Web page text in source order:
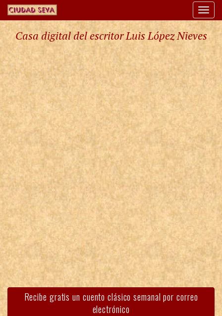
Casa digital del escritor Luis López Nieves
Recibe gratis un cuento clásico semanal por correo
electrónico